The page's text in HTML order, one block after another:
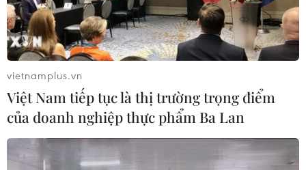
Khởi tố đối tượng giả danh Công an,
lừa đảo "chạy án" tại Đắk Lắk
06/08/2026 15:07
Cảnh sát khám xét nơi ở của Huấn
"Hoa Hồng"
vietnamplus.vn
Việt Nam tiếp tục là thị trường trọng điểm
của doanh nghiệp thực phẩm Ba Lan